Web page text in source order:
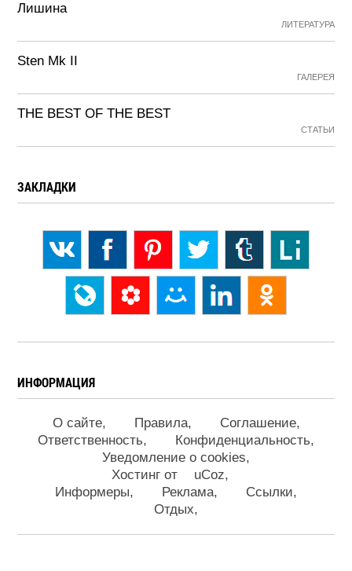
Лишина
ЛИТЕРАТУРА
Sten Mk II
ГАЛЕРЕЯ
THE BEST OF THE BEST
СТАТЬИ
ЗАКЛАДКИ
ИНФОРМАЦИЯ
О сайте Правила
Соглашение
Ответственность
Конфиденциальность
Уведомление о cookies
Хостинг от
uCoz
Информеры
Реклама
Ссылки
Отдых